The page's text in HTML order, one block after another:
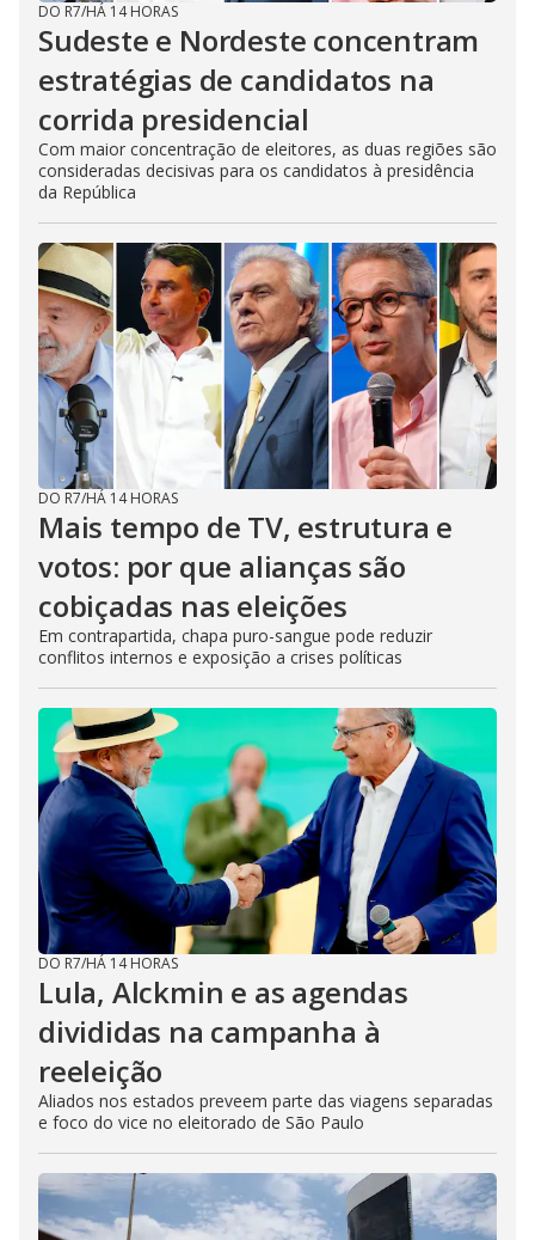
DO R7/HÁ 14 HORAS
Sudeste e Nordeste concentram
estratégias de candidatos na
corrida presidencial
Com maior concentração de eleitores, as duas regiões são
consideradas decisivas para os candidatos à presidência
da República
DO R7/HÁ 14 HORAS
Mais tempo de TV, estrutura e
votos: por que alianças são
cobiçadas nas eleições
Em contrapartida, chapa puro-sangue pode reduzir
conflitos internos e exposição a crises políticas
DO R7/HÁ 14 HORAS
Lula, Alckmin e as agendas
divididas na campanha à
reeleição
Aliados nos estados preveem parte das viagens separadas
e foco do vice no eleitorado de São Paulo